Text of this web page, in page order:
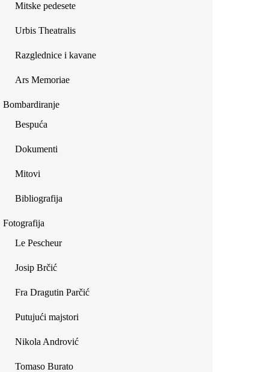
Mitske pedesete
Urbis Theatralis
Razglednice i kavane
Ars Memoriae
Bombardiranje
Bespuća
Dokumenti
Mitovi
Bibliografija
Fotografija
Le Pescheur
Josip Brčić
Fra Dragutin Parčić
Putujući majstori
Nikola Andrović
Tomaso Burato